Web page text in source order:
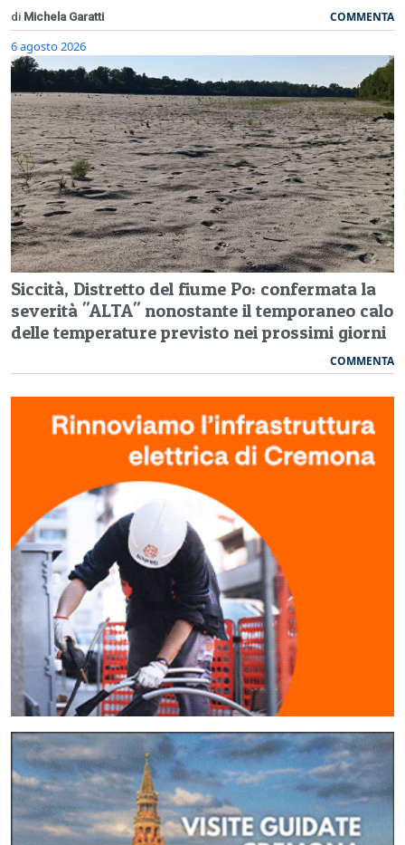
di Michela Garatti COMMENTA
6 agosto 2026
Siccità, Distretto del fiume Po: confermata la
severità "ALTA" nonostante il temporaneo calo
delle temperature previsto nei prossimi giorni
COMMENTA